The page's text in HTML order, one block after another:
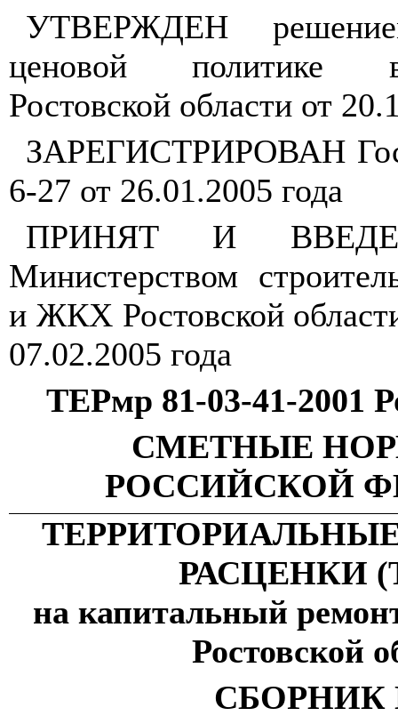
УТВЕРЖДЕН
ценовой политике в
Ростовской области от
ЗАРЕГИСТРИРОВАН
6-27 от 26.01.2005 года
ПРИНЯТ И
Министерством
и ЖКХ Ростовской
07.02.2005 года
ТЕРмр 81-03-41-2001
СМЕТНЫЕ
РОССИЙСКОЙ
РАСЦЕНКИ
на капитальный
Ростовской
СБОРНИК